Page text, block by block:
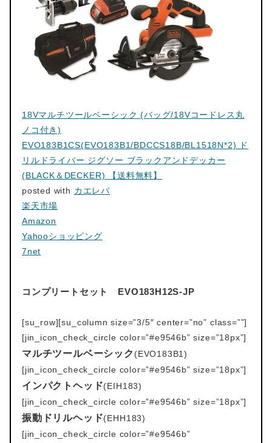
18Vマルチツールベーシック (バッグ/18Vコードレス丸
ノコ付き)
EVO183B1CS(EVO183B1/BDCCS18B/BL1518N*2) ド
リルドライバー ジグソー ブラックアンドデッカー
(BLACK＆DECKER) 【送料無料】
posted with カエレバ
楽天市場
Amazon
Yahooショッピング
7net
コンプリートセット EVO183H12S-JP
[su_row][su_column size=”3/5″ center=”no” class=””]
[jin_icon_check_circle color=”#e9546b” size=”18px”]
マルチツールベーシック (EVO183B1)
[jin_icon_check_circle color=”#e9546b” size=”18px”]
インパクトヘッド(EIH183)
[jin_icon_check_circle color=”#e9546b” size=”18px”]
振動ドリルヘッド(EHH183)
[jin_icon_check_circle color=”#e9546b”